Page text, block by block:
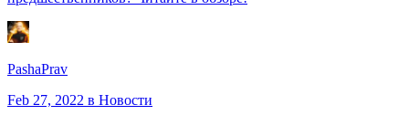
PashaPrav
Feb 27, 2022 в Новости